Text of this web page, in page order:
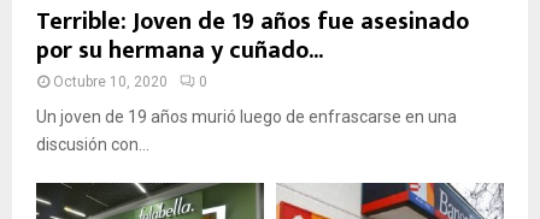
Terrible: Joven de 19 años fue asesinado
por su hermana y cuñado...
Octubre 10, 2020 0
Un joven de 19 años murió luego de enfrascarse en una
discusión con...